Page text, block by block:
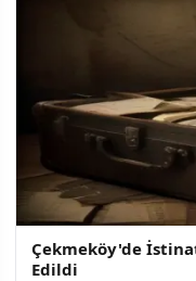
Çekmeköy'de
Edildi